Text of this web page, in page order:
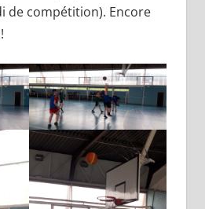
de compétition). Encore